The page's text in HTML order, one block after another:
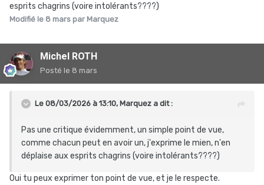
esprits chagrins (voire intolérants????)
Modifié le 8 mars par Marquez
Michel ROTH
Posté le 8 mars
Le 08/03/2026 à 13:10, Marquez a dit :
Pas une critique évidemment, un simple point de vue,
comme chacun peut en avoir un, j'exprime le mien, n'en
déplaise aux esprits chagrins (voire intolérants????)
Oui tu peux exprimer ton point de vue, et je le respecte.